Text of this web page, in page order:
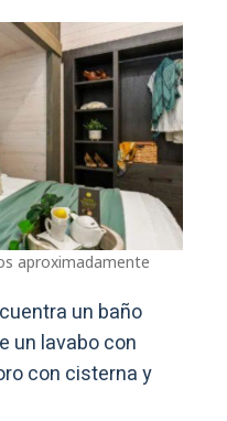
aproximadamente
un baño
un lavabo con
con cisterna y